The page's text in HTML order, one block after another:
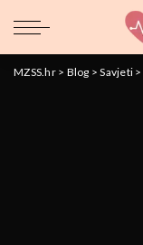
MZSS.hr> Blog >Savjeti >